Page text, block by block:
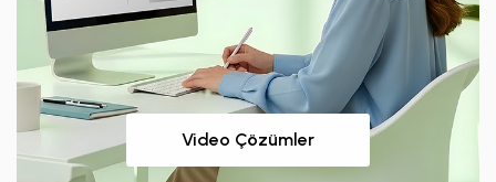
Video Çözümler